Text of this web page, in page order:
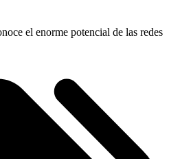
el enorme potencial de las redes